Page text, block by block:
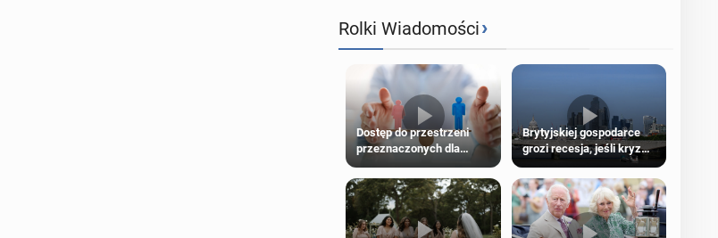
Rolki Wiadomości›
Dostęp do przestrzeni
przeznaczonych dla
wyłącznie na płci
biologicznej
Brytyjskiej gospodarce
grozi recesja, jeśli kryzys
na Bliskim Wschodzie się
przedłuży